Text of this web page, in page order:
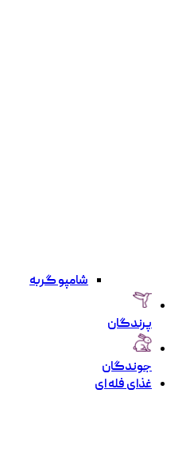
شامپو گربه
پرندگان
جوندگان
غذای فله ای